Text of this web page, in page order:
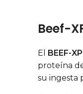
Beef-
El BEEF-
proteína
su ingesta